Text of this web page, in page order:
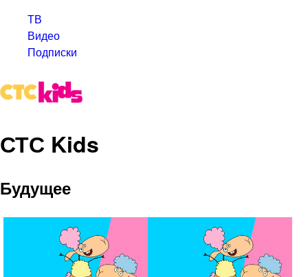
ТВ
Видео
Подписки
СТС Kids
Будущее